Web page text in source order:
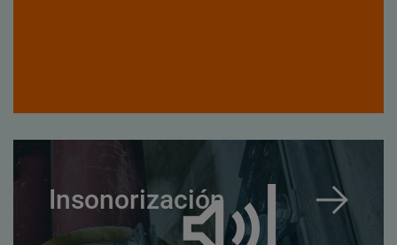
Insonorización